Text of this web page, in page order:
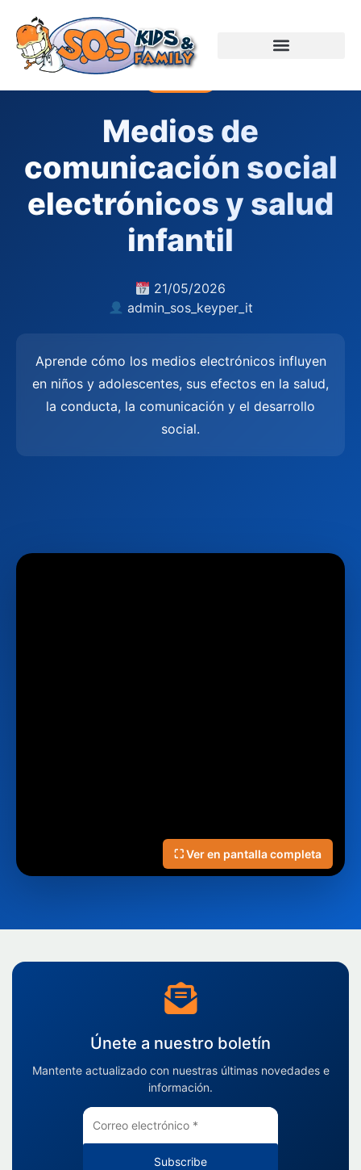
Medios de
comunicación social
electrónicos y salud
infantil
21/05/2026
admin_sos_keyper_it
Aprende cómo los medios electrónicos influyen
en niños y adolescentes, sus efectos en la salud,
la conducta, la comunicación y el desarrollo
social.
⛶ Ver en pantalla completa
Únete a nuestro boletín
Mantente actualizado con nuestras últimas novedades e
información.
Subscribe